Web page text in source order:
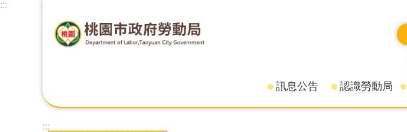
:::
訊息公告 認識勞動局
:::